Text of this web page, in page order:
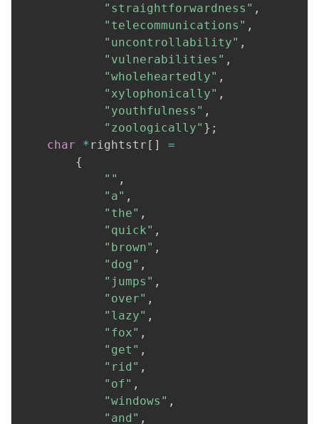
"straightforwardness" ,
"telecommunications" ,
"uncontrollability" ,
"vulnerabilities" ,
"wholeheartedly" ,
"xylophonically" ,
"youthfulness" ,
"zoologically" } ;
char
* rightstr [ ]
=
{
"" ,
"a" ,
"the" ,
"quick" ,
"brown" ,
"dog" ,
"jumps" ,
"over" ,
"lazy" ,
"fox" ,
"get" ,
"rid" ,
"of" ,
"windows" ,
"and" ,